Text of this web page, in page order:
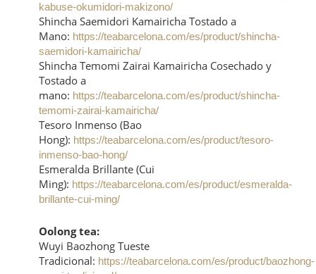
kabuse-okumidori-makizono/
Shincha Saemidori Kamairicha Tostado a
Mano: https://teabarcelona.com/es/product/shincha-
saemidori-kamairicha/
Shincha Temomi Zairai Kamairicha Cosechado y
Tostado a
mano: https://teabarcelona.com/es/product/shincha-
temomi-zairai-kamairicha/
Tesoro Inmenso (Bao
Hong): https://teabarcelona.com/es/product/tesoro-
inmenso-bao-hong/
Esmeralda Brillante (Cui
Ming): https://teabarcelona.com/es/product/esmeralda-
brillante-cui-ming/
Oolong tea:
Wuyi Baozhong Tueste
Tradicional: https://teabarcelona.com/es/product/baozhong-